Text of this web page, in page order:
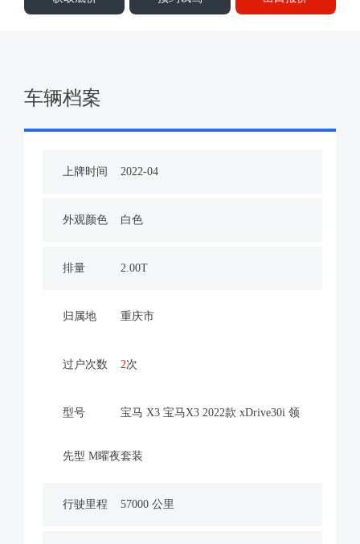
车辆档案
上牌时间 2022-04
外观颜色 白色
排量 2.00T
归属地 重庆市
过户次数 2次
型号 宝马 X3 宝马X3 2022款 xDrive30i 领
先型 M曜夜套装
行驶里程 57000 公里